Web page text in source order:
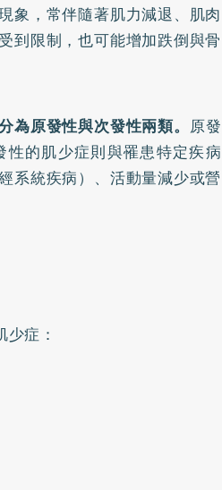
象，常伴隨著肌力減退、肌肉
到限制，也可能增加跌倒與骨
原發性與次發性兩類。 原發
的肌少症則與罹患特定疾病
系統疾病）、活動量減少或營
症：